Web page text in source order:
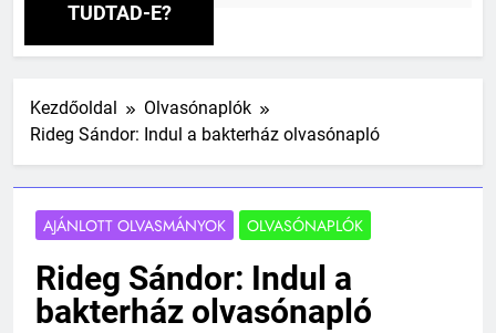
TUDTAD-E?
Kezdőoldal
Olvasónaplók
Rideg Sándor: Indul a bakterház olvasónapló
AJÁNLOTT OLVASMÁNYOK OLVASÓNAPLÓK
Rideg Sándor: Indul a
bakterház olvasónapló